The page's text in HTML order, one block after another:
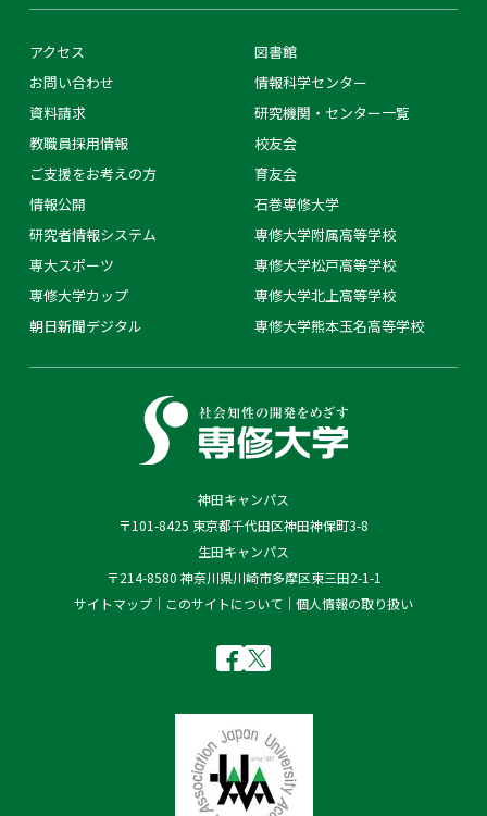
神田キャンパス
〒101-8425 東京都千代田区神田神保町3-8
生田キャンパス
〒214-8580 神奈川県川崎市多摩区東三田2-1-1
サイトマップ
このサイトについて 個人情報の取り扱い
アクセス
お問い合わせ
資料請求
教職員採用情報
ご支援をお考えの方
情報公開
研究者情報システム
専大スポーツ
専修大学カップ
朝日新聞デジタル
図書館
情報科学センター
研究機関・センター一覧
校友会
育友会
石巻専修大学
専修大学附属高等学校
専修大学松戸高等学校
専修大学北上高等学校
専修大学熊本玉名高等学校